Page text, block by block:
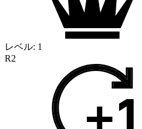
レベル: 1
R2